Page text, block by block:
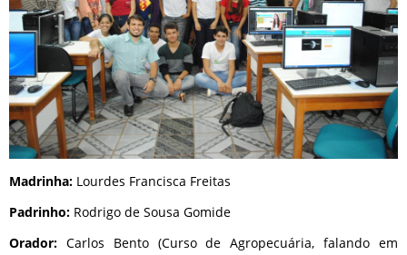
Madrinha: Lourdes Francisca Freitas
Padrinho: Rodrigo de Sousa Gomide
Orador: Carlos Bento (Curso de Agropecuária, falando em